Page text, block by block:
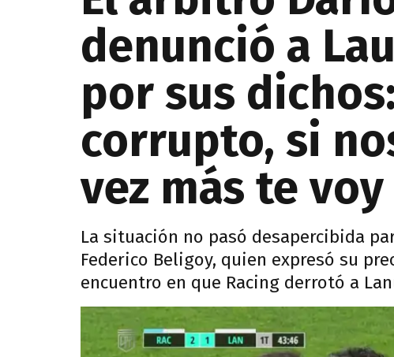
denunció a
por sus
corrupto, si
vez más te
La situación no pasó desapercibida
Federico Beligoy, quien expresó su
encuentro en que Racing derrotó a